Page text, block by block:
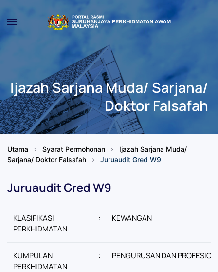
Skip to main content
Ijazah Sarjana Muda/ Sarjana/
Doktor Falsafah
Utama Syarat Permohonan
Ijazah Sarjana Muda/
Sarjana/ Doktor Falsafah
Juruaudit Gred W9
Juruaudit Gred W9
KLASIFIKASI
PERKHIDMATAN
: KEWANGAN
KUMPULAN
PERKHIDMATAN
: PENGURUSAN DAN